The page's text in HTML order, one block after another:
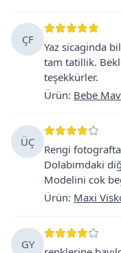
ÇF
Yaz sicaginda
tam tatillik.
teşekkürler.
Ürün: Bebe
ÜÇ
Rengi
Dolabımdaki
Modelini cok
Ürün: Maxi
GY